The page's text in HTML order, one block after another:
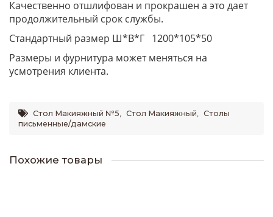
Качественно отшлифован и прокрашен а это дает
продолжительный срок службы.
Стандартный размер Ш*В*Г 1200*105*50
Размеры и фурнитура может меняться на
усмотрения клиента.
Стол Макияжный №5 Стол Макияжный
Столы
письменные/дамские
Похожие товары